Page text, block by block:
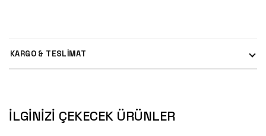
KARGO & TESLİMAT
İLGINIZI ÇEKECEK ÜRÜNLER